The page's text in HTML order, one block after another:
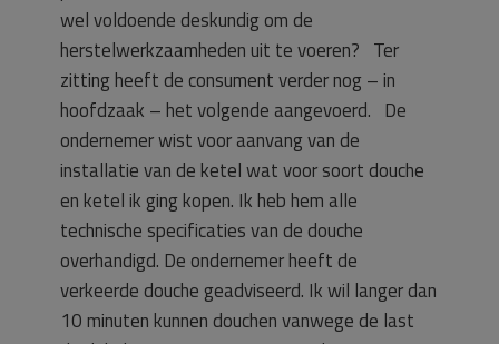
wel voldoende deskundig om de
herstelwerkzaamheden uit te voeren? Ter
zitting heeft de consument verder nog – in
hoofdzaak – het volgende aangevoerd. De
ondernemer wist voor aanvang van de
installatie van de ketel wat voor soort douche
en ketel ik ging kopen. Ik heb hem alle
technische specificaties van de douche
overhandigd. De ondernemer heeft de
verkeerde douche geadviseerd. Ik wil langer dan
10 minuten kunnen douchen vanwege de last